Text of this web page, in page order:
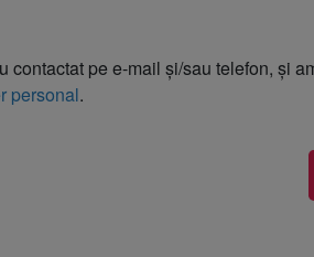
contactat pe e-mail și/sau telefon, și
personal.